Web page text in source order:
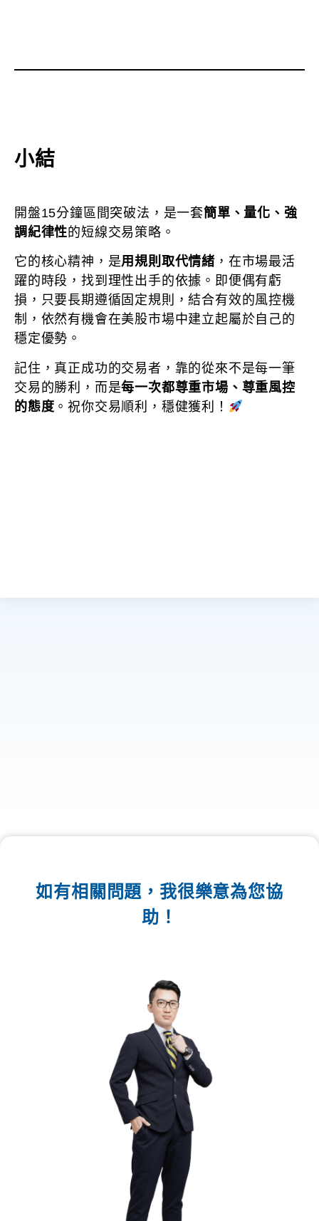
小結
開盤15分鐘區間突破法，是一套簡單、量化、強
調紀律性的短線交易策略。
它的核心精神，是用規則取代情緒 ，在市場最活
躍的時段，找到理性出手的依據。即便偶有虧
損，只要長期遵循固定規則，結合有效的風控機
制，依然有機會在美股市場中建立起屬於自己的
穩定優勢。
記住，真正成功的交易者，靠的從來不是每一筆
交易的勝利，而是每一次都尊重市場、尊重風控
的態度 。祝你交易順利，穩健獲利！
如有相關問題，我很樂意為您協
助！